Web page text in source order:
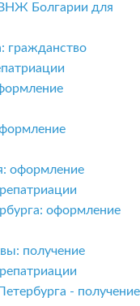
Болгарии для
гражданство
оформление
оформление
получение
- получение